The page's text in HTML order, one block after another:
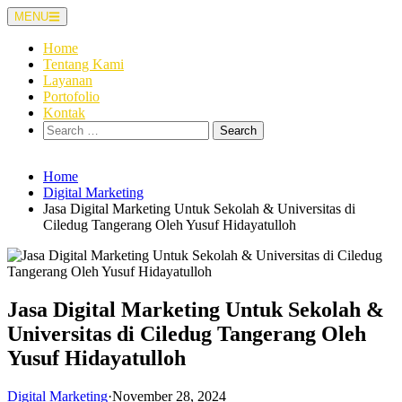
Skip
to
content
MENU
Home
Tentang Kami
Layanan
Portofolio
Kontak
Search
for:
Home
Digital Marketing
Jasa Digital Marketing Untuk Sekolah & Universitas di
Ciledug Tangerang Oleh Yusuf Hidayatulloh
Jasa Digital Marketing Untuk Sekolah &
Universitas di Ciledug Tangerang Oleh
Yusuf Hidayatulloh
Digital Marketing·November 28, 2024